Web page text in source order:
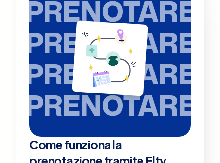
PRENOTARE
PRENOTARE
PRENOTARE
PRENOTARE
Come funziona la
prenotazione tramite Elty